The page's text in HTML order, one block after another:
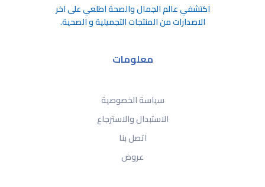
اكتشفي عالم الجمال والصحة اطلعي على اخر
الاصدارات من المنتجات التجميلية و الصحية.
معلومات
سياسة الخصوصية
الاستبدال والاسترجاع
اتصل بنا
عروض